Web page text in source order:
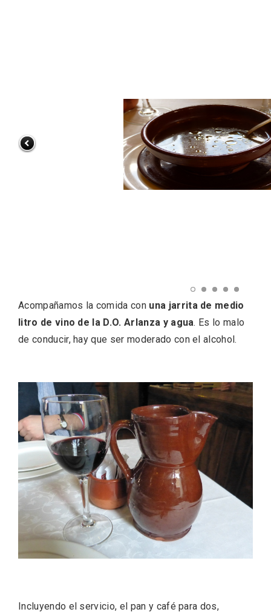
Acompañamos la comida con una jarrita de medio
litro de vino de la D.O. Arlanza y agua. Es lo malo
de conducir, hay que ser moderado con el alcohol.
Incluyendo el servicio, el pan y café para dos,
IV Edición del Festival de Narración Oral,